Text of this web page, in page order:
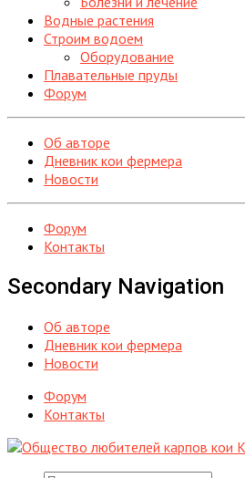
Водные растения
Строим водоем
Оборудование
Плавательные пруды
Форум
Об авторе
Дневник кои фермера
Новости
Форум
Контакты
Secondary Navigation
Об авторе
Дневник кои фермера
Новости
Форум
Контакты